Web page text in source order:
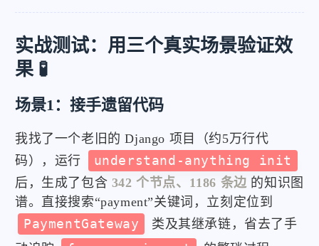
实战测试：用三个真实场景验证效
果 🧪
场景1：接手遗留代码
我找了一个老旧的 Django 项目（约5万行代
码），运行
understand-anything init
后，生成了包含 342 个节点、1186 条边 的知识图
谱。直接搜索“payment”关键词，立刻定位到
PaymentGateway
类及其继承链，省去了手